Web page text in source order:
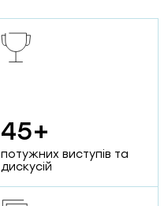
45+
65+
потужних виступів та
дискусій